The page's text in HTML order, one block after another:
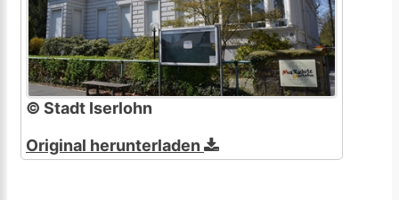
© Stadt Iserlohn
Original herunterladen